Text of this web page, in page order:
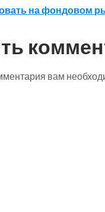
на фондовом
вам